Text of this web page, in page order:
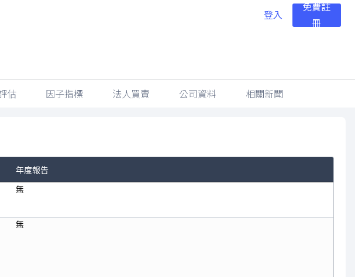
登入
免費註
冊
估 因子指標 法人買賣 公司資料 相關新聞
年度報告
無
無